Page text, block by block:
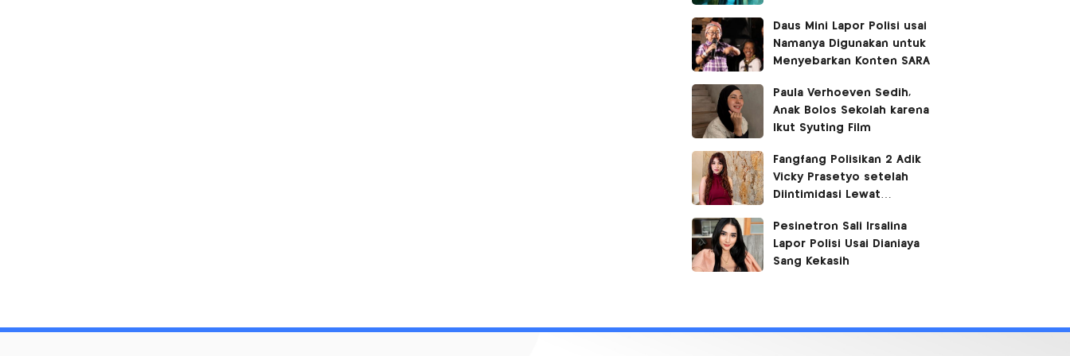
Daus Mini Lapor Polisi usai
Namanya Digunakan untuk
Menyebarkan Konten SARA
Paula Verhoeven Sedih,
Anak Bolos Sekolah karena
Ikut Syuting Film
Fangfang Polisikan 2 Adik
Vicky Prasetyo setelah
Diintimidasi Lewat
Pesinetron Sali Irsalina
Lapor Polisi Usai Dianiaya
Sang Kekasih